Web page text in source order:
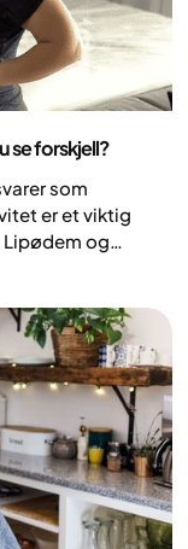
se forskjell?
som
er et viktig
og
kan